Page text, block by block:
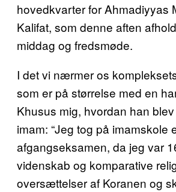
hovedkvarter for Ahmadiyyas
Kalifat, som denne aften
middag og fredsmøde.
I det vi nærmer os
som er på størrelse med en
Khusus mig, hvordan han
imam: “Jeg tog på imamskole
afgangseksamen, da jeg var
videnskab og komparative
oversættelser af Koranen og